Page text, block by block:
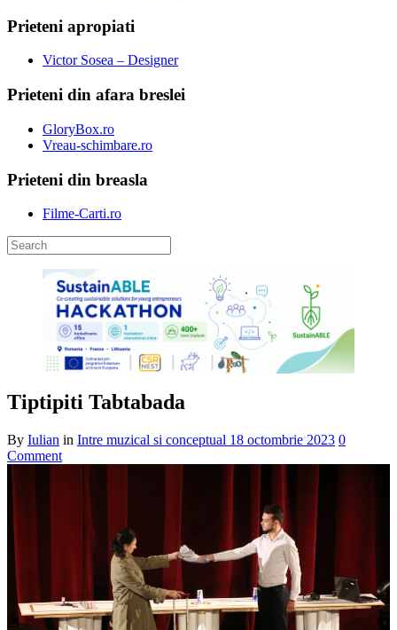
Prieteni apropiati
Victor Sosea – Designer
Prieteni din afara breslei
GloryBox.ro
Vreau-schimbare.ro
Prieteni din breasla
Filme-Carti.ro
Tiptipiti Tabtabada
By Iulian in Intre muzical si conceptual 18 octombrie 2023 0
Comment